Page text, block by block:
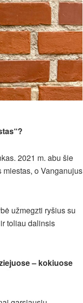
2021 m. abu šie
o Vanganujus
užmegzti ryšius su
toliau dalinsis
– kokiuose